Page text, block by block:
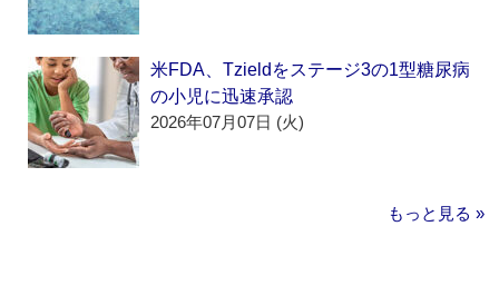
米FDA、Tzieldをステージ3の1型糖尿病
の小児に迅速承認
2026年07月07日 (火)
もっと見る »